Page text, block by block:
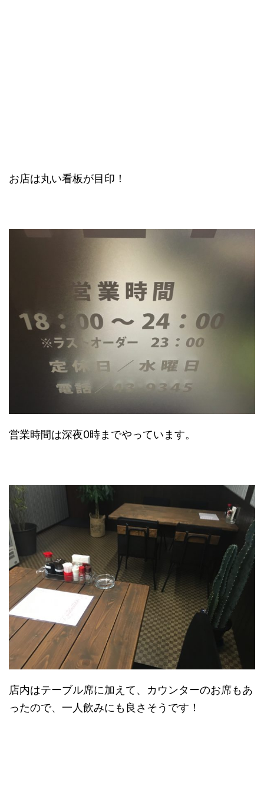
お店は丸い看板が目印！
営業時間は深夜0時までやっています。
店内はテーブル席に加えて、カウンターのお席もあ
ったので、一人飲みにも良さそうです！